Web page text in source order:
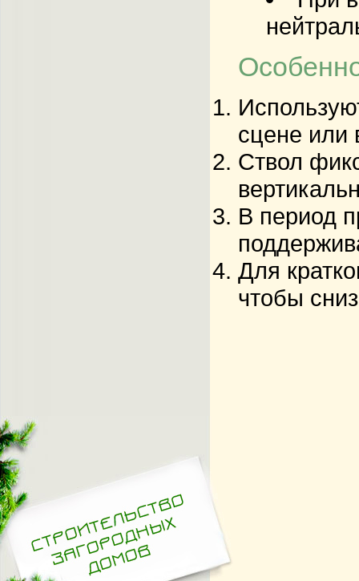
сцене или
Ствол
В период
Для
чтобы